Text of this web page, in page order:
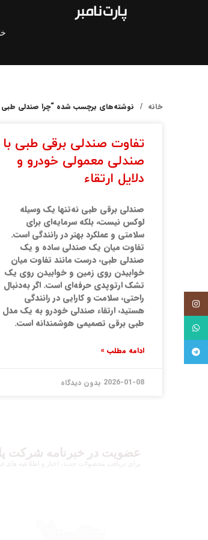
خانه نوشته‌های برچسب شده “چرا صندلی طبی
تفاوت صندلی برقی طبی با
صندلی معمولی خودرو و
دلایل ارتقاء
صندلی برقی طبی نه‌تنها یک وسیله
لوکس نیست، بلکه سرمایه‌ای برای
سلامتی و عملکرد بهتر در رانندگی است.
تفاوت میان یک صندلی ساده و یک
صندلی طبی، درست مانند تفاوت میان
خوابیدن روی زمین و خوابیدن روی یک
تشک ارتوپدی حرفه‌ای است. اگر به‌دنبال
راحتی، سلامت و کارایی در رانندگی
هستید، ارتقاء صندلی خودرو به یک مدل
طبی برقی تصمیمی هوشمندانه است.
ادامه مطلب »
2026-01-08 بدون دیدگاه
عضویت در خبرنامه شرکت
برای دریافت محصولات جدید، اخبار و اطلاعیه های